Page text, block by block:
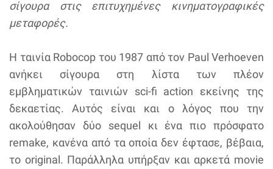
σίγουρα στις επιτυχημένες κινηματογραφικές
μεταφορές.
Η ταινία Robocop του 1987 από τον Paul Verhoeven
ανήκει σίγουρα στη λίστα των πλέον
εμβληματικών ταινιών sci-fi action εκείνης της
δεκαετίας. Αυτός είναι και ο λόγος που την
ακολούθησαν δύο sequel κι ένα πιο πρόσφατο
remake, κανένα από τα οποία δεν έφτασε, βέβαια,
το original. Παράλληλα υπήρξαν και αρκετά movie